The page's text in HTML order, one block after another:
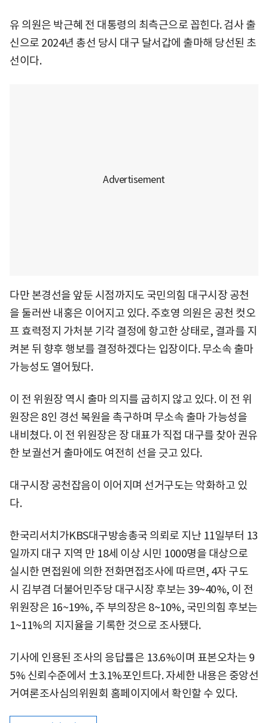
유 의원은 박근혜 전 대통령의 최측근으로 꼽힌다. 검사 출
신으로 2024년 총선 당시 대구 달서갑에 출마해 당선된 초
선이다.
다만 본경선을 앞둔 시점까지도 국민의힘 대구시장 공천
을 둘러싼 내홍은 이어지고 있다. 주호영 의원은 공천 컷오
프 효력정지 가처분 기각 결정에 항고한 상태로, 결과를 지
켜본 뒤 향후 행보를 결정하겠다는 입장이다. 무소속 출마
가능성도 열어뒀다.
이 전 위원장 역시 출마 의지를 굽히지 않고 있다. 이 전 위
원장은 8인 경선 복원을 촉구하며 무소속 출마 가능성을
내비쳤다. 이 전 위원장은 장 대표가 직접 대구를 찾아 권유
한 보궐선거 출마에도 여전히 선을 긋고 있다.
대구시장 공천잡음이 이어지며 선거구도는 악화하고 있
다.
한국리서치가KBS대구방송총국 의뢰로 지난 11일부터 13
일까지 대구 지역 만 18세 이상 시민 1000명을 대상으로
실시한 면접원에 의한 전화면접조사에 따르면, 4자 구도
시 김부겸 더불어민주당 대구시장 후보는 39~40%, 이 전
위원장은 16~19%, 주 부의장은 8~10%, 국민의힘 후보는
1~11%의 지지율을 기록한 것으로 조사됐다.
기사에 인용된 조사의 응답률은 13.6%이며 표본오차는 9
5% 신뢰수준에서 ±3.1%포인트다. 자세한 내용은 중앙선
거여론조사심의위원회 홈페이지에서 확인할 수 있다.